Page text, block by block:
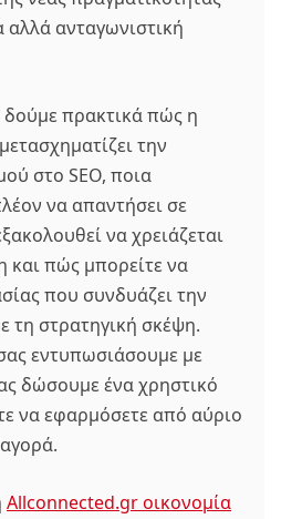
αλλά ανταγωνιστική
πρακτικά πώς η
την
στο SEO, ποια
να απαντήσει σε
να χρειάζεται
και πώς μπορείτε να
που συνδυάζει την
τη στρατηγική σκέψη.
εντυπωσιάσουμε με
δώσουμε ένα χρηστικό
να εφαρμόσετε από αύριο
Allconnected.gr οικονομία